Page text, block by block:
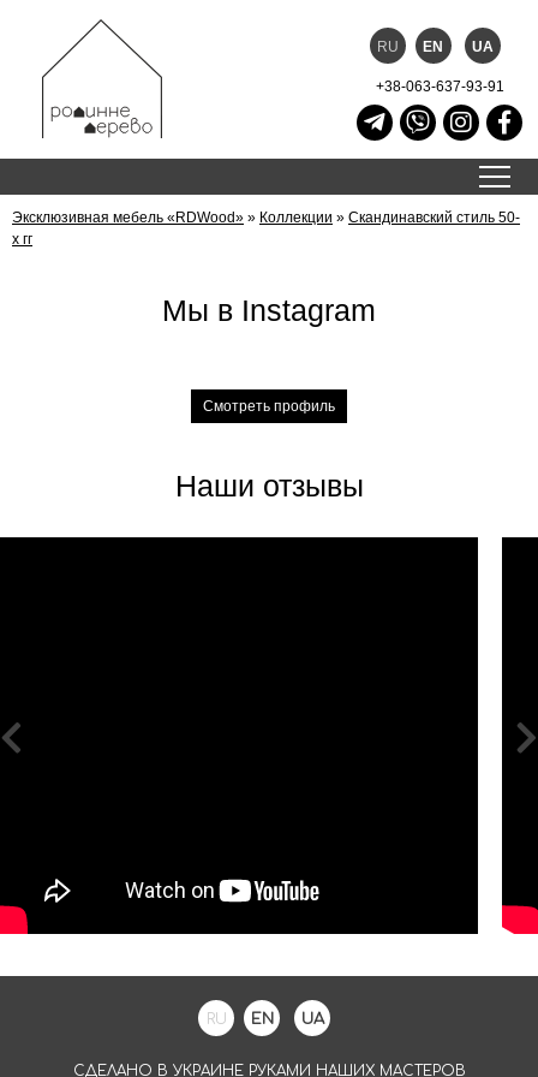
RU EN UA
+38-063-637-93-91
Эксклюзивная мебель «RDWood» » Коллекции » Скандинавский стиль 50-
х гг
Мы в Instagram
Смотреть профиль
Наши отзывы
RU EN UA
СДЕЛАНО В УКРАИНЕ РУКАМИ НАШИХ МАСТЕРОВ